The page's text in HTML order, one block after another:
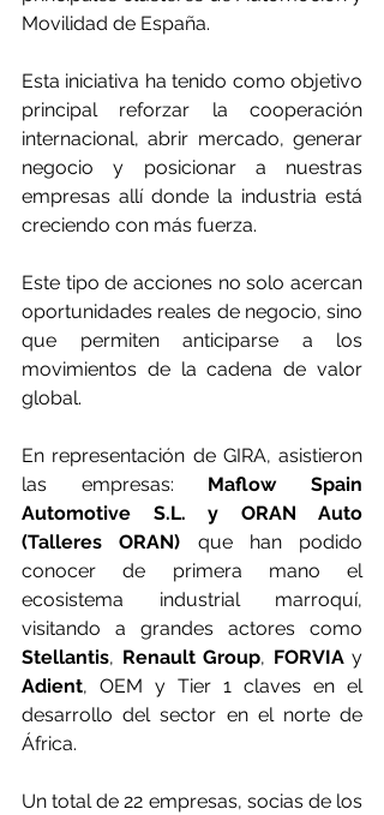
Movilidad de España.
Esta iniciativa ha tenido como objetivo
principal reforzar la cooperación
internacional, abrir mercado, generar
negocio y posicionar a nuestras
empresas allí donde la industria está
creciendo con más fuerza.
Este tipo de acciones no solo acercan
oportunidades reales de negocio, sino
que permiten anticiparse a los
movimientos de la cadena de valor
global.
En representación de GIRA, asistieron
las empresas: Maflow Spain
Automotive S.L. y ORAN Auto
(Talleres ORAN) que han podido
conocer de primera mano el
ecosistema industrial marroquí,
visitando a grandes actores como
Stellantis, Renault Group, FORVIA
Adient, OEM y Tier 1 claves en el
desarrollo del sector en el norte de
África.
Un total de 22 empresas, socias de los